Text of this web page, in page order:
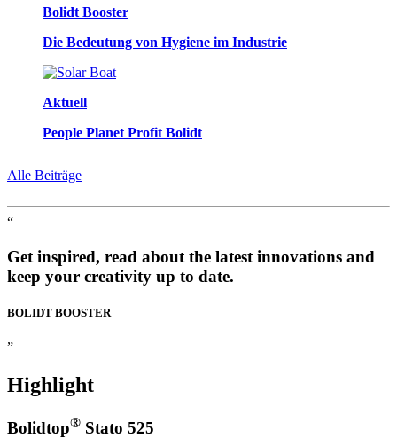
Bolidt Booster
Die Bedeutung von Hygiene im Industrie
Aktuell
People Planet Profit Bolidt
Alle Beiträge
“
Get inspired, read about the latest innovations and
keep your creativity up to date.
BOLIDT BOOSTER
”
Highlight
Bolidtop® Stato 525